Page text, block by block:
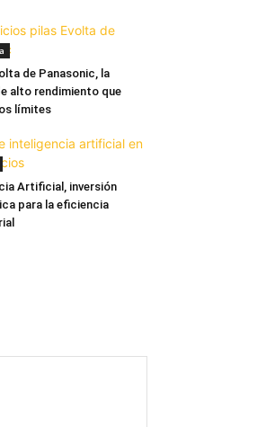
de Panasonic, la
alto rendimiento que
límites
Artificial, inversión
para la eficiencia